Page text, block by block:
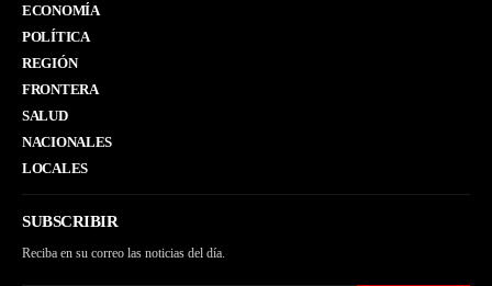
ECONOMÍA
POLÍTICA
REGIÓN
FRONTERA
SALUD
NACIONALES
LOCALES
SUBSCRIBIR
Reciba en su correo las noticias del día.